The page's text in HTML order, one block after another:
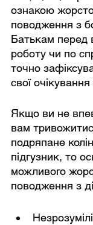
ознакою
поводження з
Батькам перед
роботу чи по
точно
свої
Якщо ви не
вам
подряпане
підгузник, то
можливого
поводження з